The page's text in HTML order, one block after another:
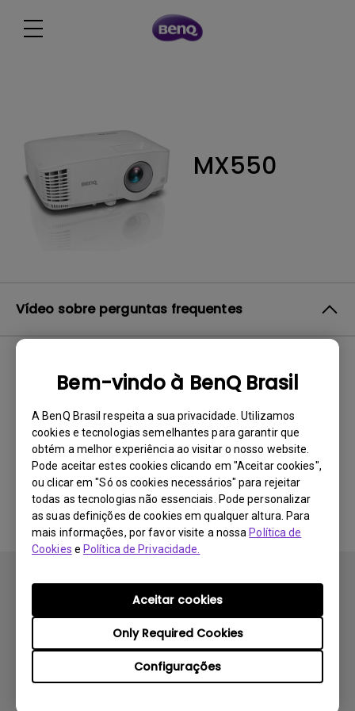
Bem-vindo à BenQ Brasil
A BenQ Brasil respeita a sua privacidade. Utilizamos
cookies e tecnologias semelhantes para garantir que
obtém a melhor experiência ao visitar o nosso website.
Pode aceitar estes cookies clicando em "Aceitar cookies",
ou clicar em "Só os cookies necessários" para rejeitar
todas as tecnologias não essenciais. Pode personalizar
as suas definições de cookies em qualquer altura. Para
mais informações, por favor visite a nossaPolítica de
Cookies ePolítica de Privacidade.
Configurações
Only Required Cookies
Aceitar cookies
MX550
Vídeo sobre perguntas frequentes
MX550 da BenQ
Nenhum software e driver
relacionados
Produtos
Projetores
Soluções